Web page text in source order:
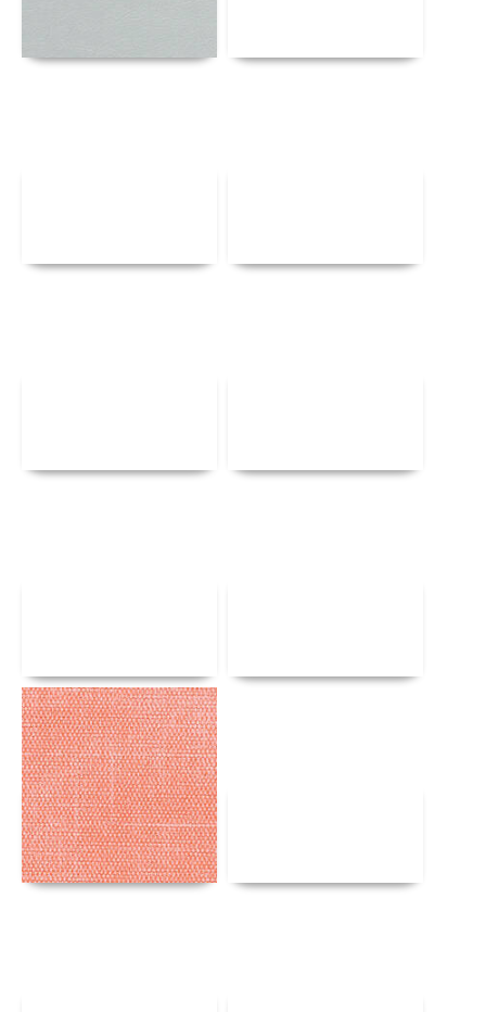
Αναλυτικά Αναλυτικά
Αναλυτικά Αναλυτικά
Αναλυτικά Αναλυτικά
Αναλυτικά Αναλυτικά
Αναλυτικά Αναλυτικά